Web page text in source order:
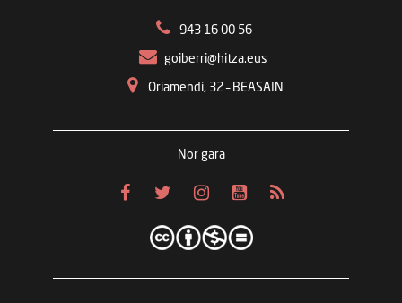
943 16 00 56
goiberri@hitza.eus
Oriamendi, 32 – BEASAIN
Nor gara